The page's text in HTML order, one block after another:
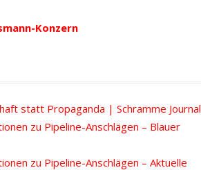
Konzern
statt Propaganda | Schramme Journal
zu Pipeline-Anschlägen – Blauer
zu Pipeline-Anschlägen – Aktuelle